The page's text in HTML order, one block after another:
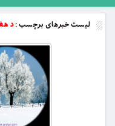
لیست خبرهای برچسب :د